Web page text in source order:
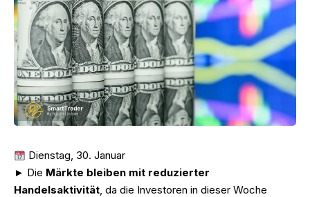
Dienstag, 30. Januar
► Die Märkte bleiben mit reduzierter
Handelsaktivität, da die Investoren in dieser Woche